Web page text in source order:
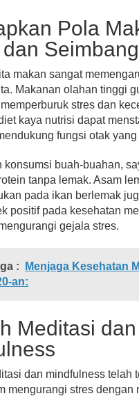
Pola
Seimbang
makan sangat
Makanan olahan tinggi
stres dan
kaya nutrisi dapat
fungsi otak yang
konsumsi buah-buahan,
tanpa lemak. Asam
pada ikan berlemak
positif pada kesehatan
gejala stres.
:
Menjaga Kesehatan
an:
Meditasi dan
dan mindfulness telah
mengurangi stres dengan